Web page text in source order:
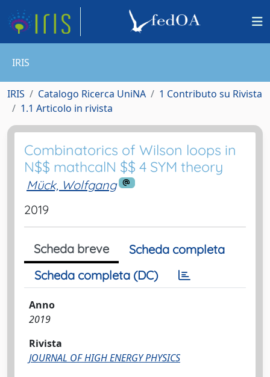
IRIS
IRIS Catalogo Ricerca UniNA
1 Contributo su Rivista
1.1 Articolo in rivista
Combinatorics of Wilson loops in
N$$ mathcalN $$ 4 SYM theory
Mück, Wolfgang
2019
Scheda breve
Scheda completa
Scheda completa (DC)
Anno
2019
Rivista
JOURNAL OF HIGH ENERGY PHYSICS